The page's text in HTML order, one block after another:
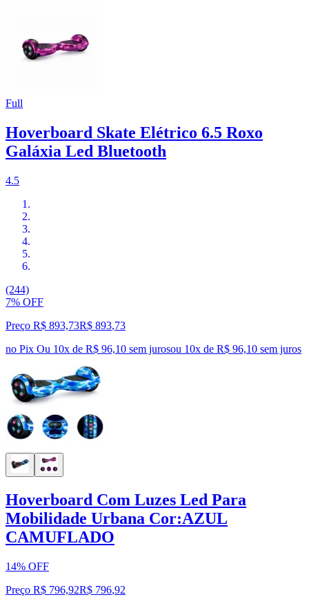
Full
Hoverboard Skate Elétrico 6.5 Roxo
Galáxia Led Bluetooth
4.5
(244)
7% OFF
Preço R$ 893,73R$ 893,73
no Pix Ou 10x de R$ 96,10 sem jurosou 10x de R$ 96,10 sem juros
Hoverboard Com Luzes Led Para
Mobilidade Urbana Cor:AZUL
CAMUFLADO
14% OFF
Preço R$ 796,92R$ 796,92